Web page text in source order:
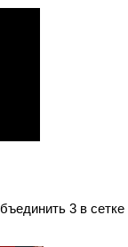
3 в сетке